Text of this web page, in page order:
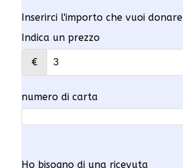
Inserirci l'importo che vuoi donare
Indica un prezzo
€
numero di carta
Ho bisogno di una ricevuta